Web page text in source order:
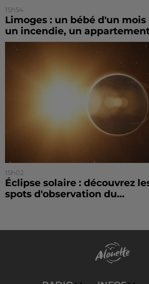
15h54
Limoges : un bébé d'un mois
un incendie, un
15h02
Éclipse solaire : découvrez
spots d'observation du...